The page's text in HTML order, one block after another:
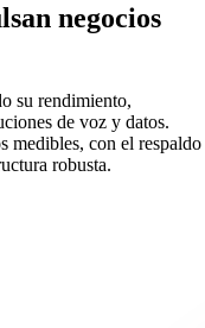
negocios
su rendimiento,
de voz y datos.
medibles, con el respaldo
robusta.